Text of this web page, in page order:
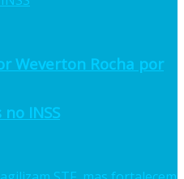
Weverton Rocha por
INSS